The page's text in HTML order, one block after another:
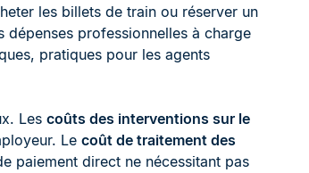
les billets de train ou réserver un
professionnelles à charge
pratiques pour les agents
Les coûts des interventions sur le
Le coût de traitement des
paiement direct ne nécessitant pas